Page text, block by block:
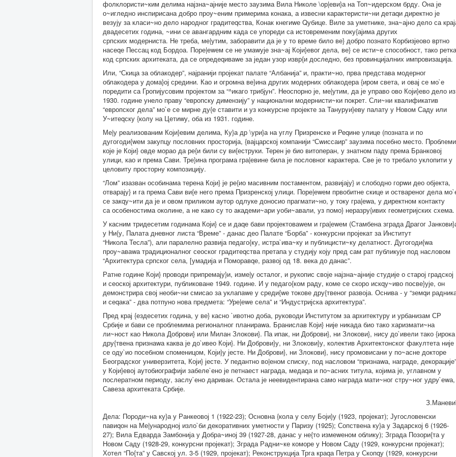
фолклористи~ким делима најзна~ајније место заузима Вила Николе \ор|еви}а на Топ~идерском брду. Она је
о~игледно инспирисана добро проу~еним примерима конака, а извесни карактеристи~ни детаqи директно је
везују за класи~но дело народног градитеqства, Конак кнегиwе Qубице. Виле за уметнике, зна~ајно дело са
двадесетих година, ~ини се авангардним када се упореди са истовременим поку{ајима других
српских модерниста. Не треба, ме|утим, заборавити да је у то време било ве} добро познато Корбизјеово вртно
насеqе Пессац код Бордоа. Поре|еwем се не умаwује зна~ај Који}евог дела, ве} се исти~е способност, тако ретка
код српских архитеката, да се опредеqиваwе за један узор извр{и доследно, без провинцијалних импровизација.
Или, “Скица за облакодер”, најранији пројекат палате “Албанија” и, практи~но, прва представа модерног
облакодера у дома}ој средини. Као и огромна ве}ина других модерних облакодера {иром света, и овај се мо`е
поредити са Гропијусовим пројектом за “^икаго трибјун”. Неоспорно је, ме|утим, да је управо ово Који}ево дело из
1930. године унело праву “европску димензију” у национални модернисти~ки покрет. Сли~ни квалификатив
“европског дела” мо`е се мирне ду{е ставити и уз конкурсне пројекте за Танурyи}еву палату у Новом Саду или
У~итеqску {колу на Цетиwу, оба из 1931. године.
Ме|у реализованим Који}евим делима, Ку}а др \ури}а на углу Призренске и Реqине улице (позната и по
дугогоди{wем закупцу пословних просторија, {вајцарској компанији “Сwиссаир” заузима посебно место. Проблеми
које је Који} овде морао да ре{и били су ви{еструки. Терен је био витоперан, у знатном паду према Бранковој
улици, као и према Сави. Тре}ина програма гра|евине била је пословног карактера. Све је то требало уклопити у
целовиту просторну композицију.
“Лом” изазван особинама терена Који} је ре{ио масивним постаментом, развијају} и слободно горwи део објекта,
отварају} и га према Сави ви{е него према Призренској улици. Поре|еwем првобитне скице и оствареног дела
се закqу~ити да је и овом приликом аутор одлуке доносио прагмати~но, у току гра|еwа, у директном контакту
са особеностима околине, а не како су то академи~ари уоби~авали, уз помо} неразру{ивих геометријских схема.
У касним тридесетим годинама Који} се и даqе бави пројектоваwем и гра|еwем (Стамбена зграда Драгог
у Ни{у, Палата дневног листа “Време” - данас део Палате “Борба” - конкурсни пројекат за Институт
“Никола Тесла”), али паралелно развија педаго{ку, истра`ива~ку и публицисти~ку делатност. Дугогоди{wа
проу~аваwа традиционалног сеоског градитеqства претапа у студију коју пред сам рат публикује под насловом
“Архитектура српског села, [умадија и Поморавqе, развој од 18. века до данас”.
Ратне године Који} проводи припремају}и, изме|у осталог, и рукопис своје најзна~ајније студије о старој градској
и сеоској архитектури, публиковане 1949. године. И у педаго{ком раду, коме се скоро искqу~иво посве}ује, он
демонстрира свој необи~ни смисао за уклапаwе у среди{wе токове дру{твеног развоја. Оснива - у “земqи
и сеqака” - два потпуно нова предмета: “Уре|еwе села” и “Индустријска архитектура”.
Пред крај {ездесетих година, у ве} касно `ивотно доба, руководи Институтом за архитектуру и урбанизам СР
Србије и бави се проблемима регионалног планираwа. Бранислав Који} није никада био тако харизмати~на
ли~ност као Никола Доброви} или Милан Злокови}. Па ипак, ни Доброви}, ни Злокови}, нису до`ивели тако {ирока
дру{твена признаwа каква је до`ивео Који}. Ни Доброви}у, ни Злокови}у, колектив Архитектонског факултета није
се оду`ио посебном споменицом, Који}у јесте. Ни Доброви}, ни Злокови}, нису промовисани у по~асне докторе
Београдског универзитета, Који} јесте. У педантно во|еном списку, под насловом “признаwа, награде,
у Који}евој аутобиографији забеле`ено је петнаест награда, медаqа и по~асних титула, којима је, углавном у
послератном периоду, заслу`ено дариван. Остала је неевидентирана само награда мати~ног стру~ног удру`еwа,
Савеза архитеката Србије.
Дела: Породи~на ку}а у Ранкеовој 1 (1922-23); Основна {кола у селу Боји}у (1923, пројекат); Југословенски
павиqон на Ме|ународној изло`би декоративних уметности у Паризу (1925); Сопствена ку}а у Задарској 6 (1926-
27); Вила Едварда Замбонија у Добра~иној 39 (1927-28, данас у не{то измеwеном облику); Зграда Позори{та у
Новом Саду (1928-29, конкурсни пројекат); Зграда Радни~ке коморе у Новом Саду (1929, конкурсни пројекат);
Хотел “По{та” у Савској ул. 3-5 (1929, пројекат); Реконструкција Трга краqа Петра у Скопqу (1929, конкурсни